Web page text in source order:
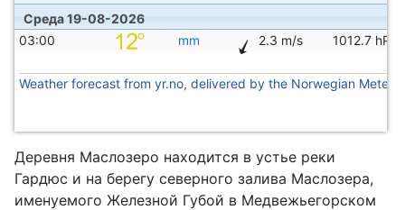
Среда 19-08-2026
03:00
mm 2.3 m/s 1012.7 hPa
Weather forecast from yr.no, delivered by the Norwegian
Деревня Маслозеро находится в устье реки
Гардюс и на берегу северного залива Маслозера,
именуемого Железной Губой в Медвежьегорском